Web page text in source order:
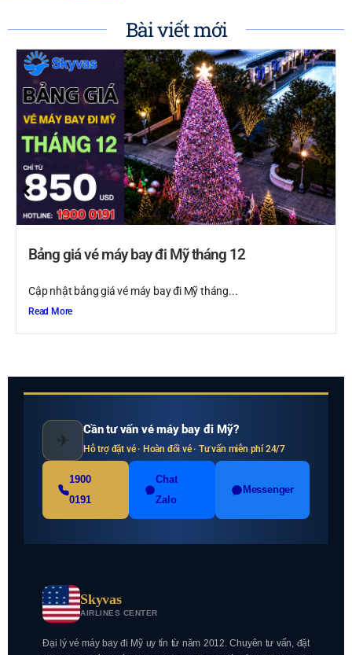
Bài viết mới
Bảng giá vé máy bay đi Mỹ tháng 12
Cập nhật bảng giá vé máy bay đi Mỹ tháng...
Read More
✈
Cần tư vấn vé máy bay đi Mỹ?
Hỗ trợ đặt vé · Hoàn đổi vé · Tư vấn miễn phí 24/7
1900
0191
Chat
Zalo
Messenger
Skyvas
AIRLINES CENTER
Đại lý vé máy bay đi Mỹ uy tín từ năm 2012. Chuyên tư vấn, đặt